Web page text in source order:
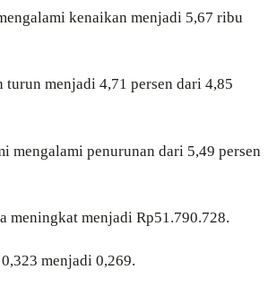
kenaikan menjadi 5,67 ribu
turun menjadi 4,71 persen dari 4,85
mengalami penurunan dari 5,49 persen
meningkat menjadi Rp51.790.728.
menjadi 0,269.